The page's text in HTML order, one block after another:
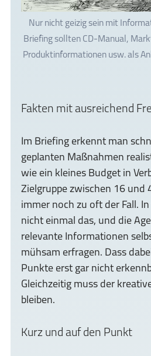
Nur nicht geizig sein mit
Briefing sollten CD-Manual,
Produktinformationen usw. als
Fakten mit ausreichend
Im Briefing erkennt man
geplanten Maßnahmen
wie ein kleines Budget in
Zielgruppe zwischen 16 und
immer noch zu oft der Fall.
nicht einmal das, und die
relevante Informationen
mühsam erfragen. Dass
Punkte erst gar nicht
Gleichzeitig muss der
bleiben.
Kurz und auf den Punkt